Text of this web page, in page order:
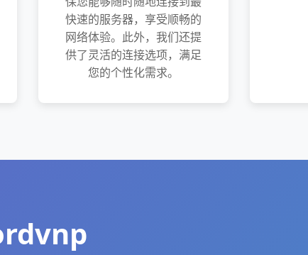
快速的服务器，享受顺畅的
网络体验。此外，我们还提
供了灵活的连接选项，满足
您的个性化需求。